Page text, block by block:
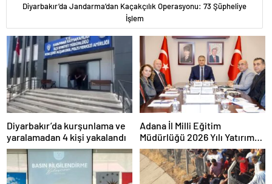
Diyarbakır’da Jandarma’dan Kaçakçılık Operasyonu: 73 Şüpheliye
İşlem
Diyarbakır’da kurşunlama ve
yaralamadan 4 kişi yakalandı
Adana İl Milli Eğitim
Müdürlüğü 2026 Yılı Yatırım
Programı değerlendirildi